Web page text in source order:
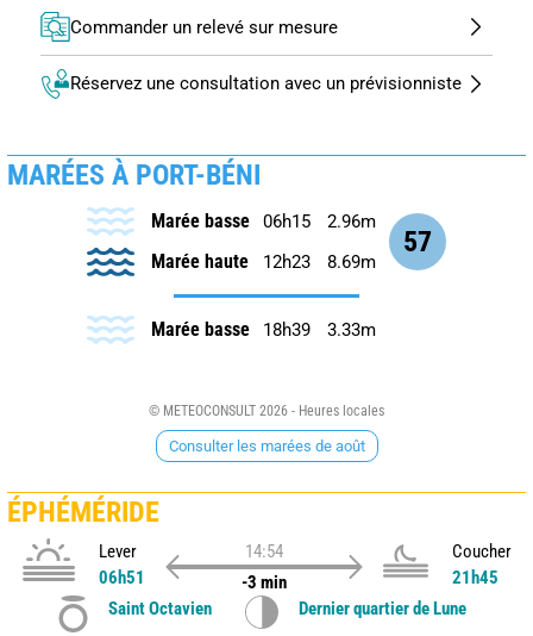
Commander un relevé sur mesure
Réservez une consultation avec un prévisionniste
MARÉES À PORT-BÉNI
57
Marée basse 06h15 2.96m
Marée haute 12h23 8.69m
Marée basse 18h39 3.33m
© METEOCONSULT 2026 - Heures locales
Consulter les marées de août
ÉPHÉMÉRIDE
Lever
06h51
14:54
-3 min
Coucher
21h45
Saint Octavien
Dernier quartier de Lune